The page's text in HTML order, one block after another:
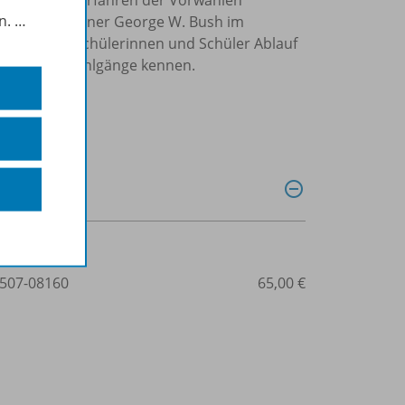
Republikaner George W. Bush im
sich die Schülerinnen und Schüler Ablauf
ersten Wahlgänge kennen.
08160 65,00 €
…